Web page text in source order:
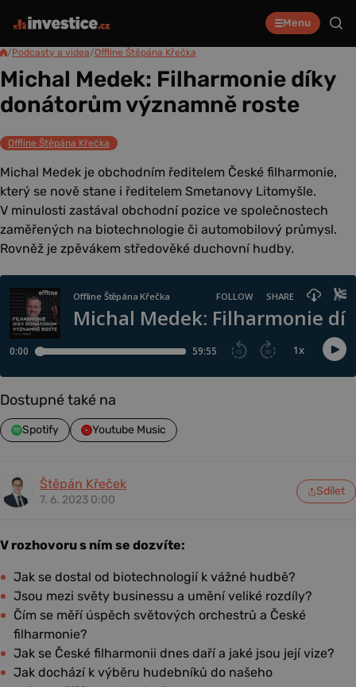
Menu
/Podcasty a videa/Offline Štěpána Křečka
Michal Medek: Filharmonie díky
donátorům významně roste
Offline Štěpána Křečka
Michal Medek je obchodním ředitelem České filharmonie,
který se nově stane i ředitelem Smetanovy Litomyšle.
V minulosti zastával obchodní pozice ve společnostech
zaměřených na biotechnologie či automobilový průmysl.
Rovněž je zpěvákem středověké duchovní hudby.
Dostupné také na
Spotify Youtube Music
Štěpán Křeček
7. 6. 2023 0:00
Sdílet
V rozhovoru s ním se dozvíte:
Jak se dostal od biotechnologií k vážné hudbě?
Jsou mezi světy businessu a umění veliké rozdíly?
Čím se měří úspěch světových orchestrů a České
filharmonie?
Jak se České filharmonii dnes daří a jaké jsou její vize?
Jak dochází k výběru hudebníků do našeho